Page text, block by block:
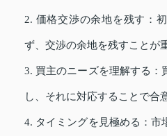
2. 価格交渉の余地を残す：
ず、交渉の余地を残すことが
3. 買主のニーズを理解する：
し、それに対応することで合
4. タイミングを見極める：市